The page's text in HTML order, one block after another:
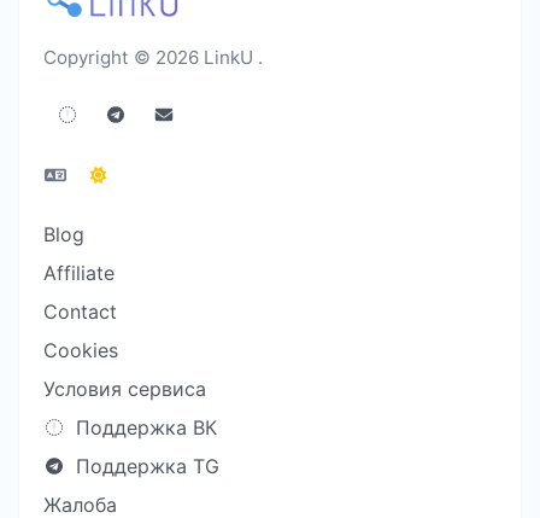
Copyright © 2026 LinkU .
Blog
Affiliate
Contact
Cookies
Условия сервиса
Поддержка ВК
Поддержка TG
Жалоба